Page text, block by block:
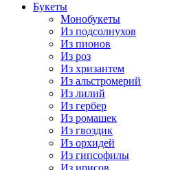
Букеты
Монобукеты
Из подсолнухов
Из пионов
Из роз
Из хризантем
Из альстромерий
Из лилий
Из гербер
Из ромашек
Из гвоздик
Из орхидей
Из гипсофилы
Из ирисов